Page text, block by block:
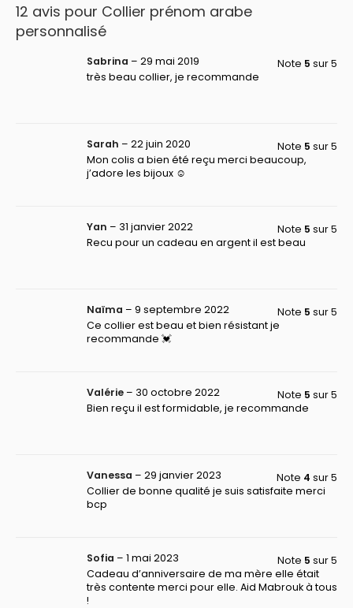
12 avis pour Collier prénom arabe
personnalisé
Note 5 sur 5
Sabrina – 29 mai 2019
très beau collier, je recommande
Note 5 sur 5
Sarah – 22 juin 2020
Mon colis a bien été reçu merci beaucoup,
j’adore les bijoux ☺️
Note 5 sur 5
Yan – 31 janvier 2022
Recu pour un cadeau en argent il est beau
Note 5 sur 5
Naïma – 9 septembre 2022
Ce collier est beau et bien résistant je
recommande 💓
Note 5 sur 5
Valérie – 30 octobre 2022
Bien reçu il est formidable, je recommande
Note 4 sur 5
Vanessa – 29 janvier 2023
Collier de bonne qualité je suis satisfaite merci
bcp
Note 5 sur 5
Sofia – 1 mai 2023
Cadeau d’anniversaire de ma mère elle était
très contente merci pour elle. Aid Mabrouk à tous
!